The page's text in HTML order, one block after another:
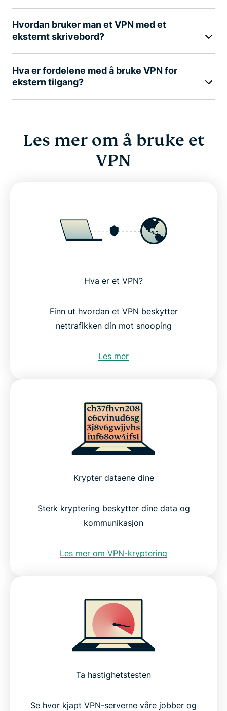
Hvordan bruker man et VPN med et
eksternt skrivebord?
Hva er fordelene med å bruke VPN for
ekstern tilgang?
Les mer om å bruke et
VPN
Hva er et VPN?
Finn ut hvordan et VPN beskytter
nettrafikken din mot snooping
Les mer
Krypter dataene dine
Sterk kryptering beskytter dine data og
kommunikasjon
Les mer om VPN-kryptering
Ta hastighetstesten
Se hvor kjapt VPN-serverne våre jobber og